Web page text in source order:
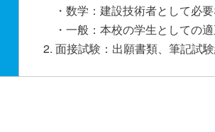
・数学：建設技術者として必
・一般：本校の学生としての
2. 面接試験：出願書類、筆記試